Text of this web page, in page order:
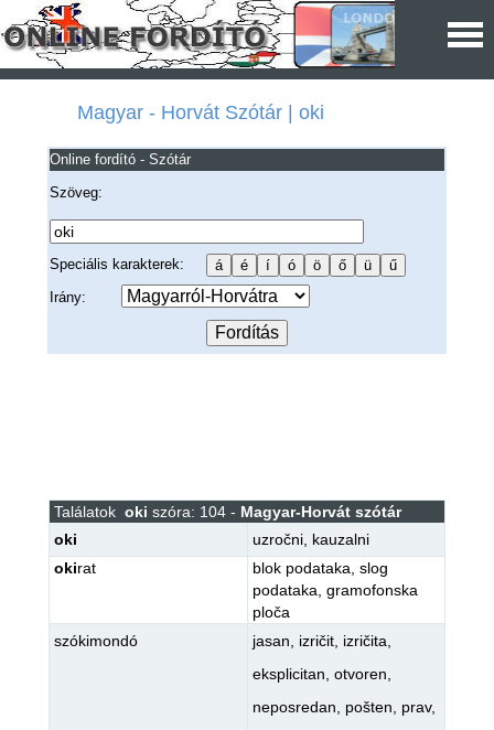
Magyar - Horvát Szótár | oki
Online fordító - Szótár
Szöveg:
Speciális karakterek:
Irány:
Találatok oki szóra: 104 - Magyar-Horvát szótár
oki
uzročni, kauzalni
okirat blok podataka slog
podataka gramofonska
ploča
szókimondó
jasan izričit, izričita
eksplicitan otvoren
neposredan
pošten prav,